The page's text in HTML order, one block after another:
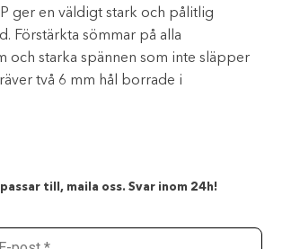
ger en väldigt stark och pålitlig
Förstärkta sömmar på alla
och starka spännen som inte släpper
två 6 mm hål borrade i
till, maila oss. Svar inom 24h!